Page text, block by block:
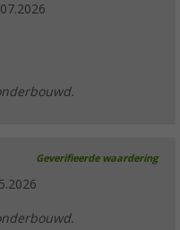
Geverifieerde waardering